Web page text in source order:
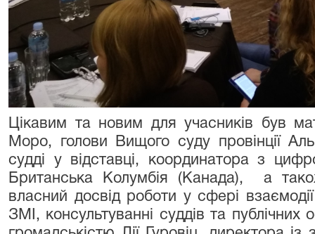
Цікавим та новим для учасників був
Моро, голови Вищого суду провінції
судді у відставці, координатора з
Британська Колумбія (Канада), а
власний досвід роботи у сфері
ЗМІ, консультуванні суддів та публічних